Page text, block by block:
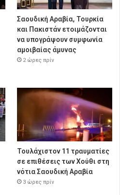
Σαουδική Αραβία, Τουρκία
και Πακιστάν ετοιμάζονται
να υπογράψουν συμφωνία
αμοιβαίας άμυνας
2 ώρες πρίν
Τουλάχιστον 11 τραυματίες
σε επιθέσεις των Χούθι στη
νότια Σαουδική Αραβία
3 ώρες πρίν